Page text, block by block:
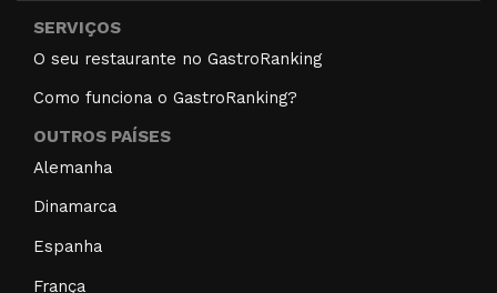
SERVIÇOS
O seu restaurante no GastroRanking
Como funciona o GastroRanking?
OUTROS PAÍSES
Alemanha
Dinamarca
Espanha
França